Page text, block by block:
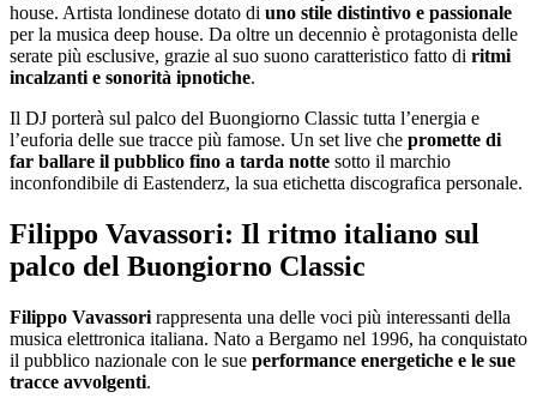
house. Artista londinese dotato di uno stile distintivo e passionale
per la musica deep house. Da oltre un decennio è protagonista delle
serate più esclusive, grazie al suo suono caratteristico fatto di ritmi
incalzanti e sonorità ipnotiche.
Il DJ porterà sul palco del Buongiorno Classic tutta l’energia e
l’euforia delle sue tracce più famose. Un set live che promette di
far ballare il pubblico fino a tarda notte sotto il marchio
inconfondibile di Eastenderz, la sua etichetta discografica personale.
Filippo Vavassori: Il ritmo italiano sul
palco del Buongiorno Classic
Filippo Vavassori rappresenta una delle voci più interessanti della
musica elettronica italiana. Nato a Bergamo nel 1996, ha conquistato
il pubblico nazionale con le sue performance energetiche e le sue
tracce avvolgenti.